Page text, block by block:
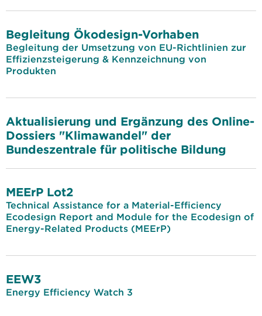
Begleitung Ökodesign-Vorhaben
Begleitung der Umsetzung von EU-Richtlinien zur
Effizienzsteigerung & Kennzeichnung von
Produkten
Aktualisierung und Ergänzung des Online-
Dossiers "Klimawandel" der
Bundeszentrale für politische Bildung
MEErP Lot2
Technical Assistance for a Material-Efficiency
Ecodesign Report and Module for the Ecodesign of
Energy-Related Products (MEErP)
EEW3
Energy Efficiency Watch 3